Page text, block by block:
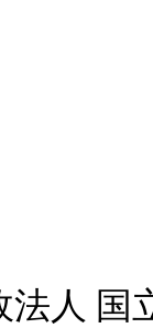
法人 国